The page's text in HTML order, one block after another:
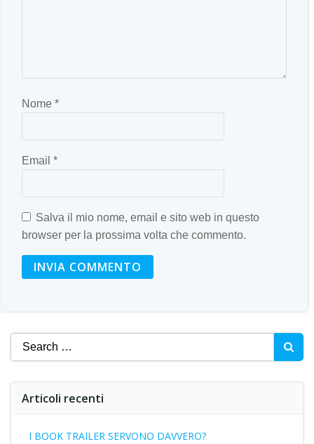
Nome *
Email *
Salva il mio nome, email e sito web in questo
browser per la prossima volta che commento.
Search
for:
Articoli recenti
I BOOK TRAILER SERVONO DAVVERO?